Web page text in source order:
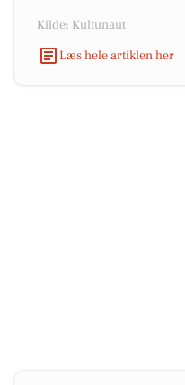
Kilde: Kultunaut
Læs hele artiklen her